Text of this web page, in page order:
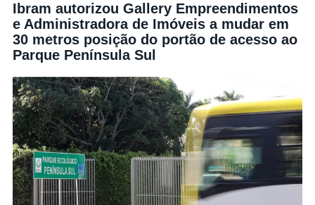
Ibram autorizou Gallery Empreendimentos
e Administradora de Imóveis a mudar em
30 metros posição do portão de acesso ao
Parque Península Sul